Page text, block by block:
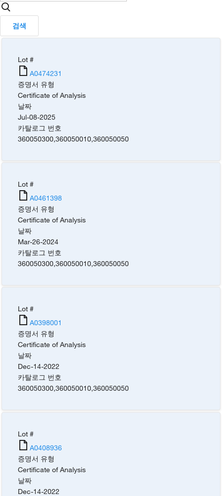
검색
Lot #
A0474231
증명서 유형
Certificate of Analysis
날짜
Jul-08-2025
카탈로그 번호
360050300,360050010,360050050
Lot #
A0461398
증명서 유형
Certificate of Analysis
날짜
Mar-26-2024
카탈로그 번호
360050300,360050010,360050050
Lot #
A0398001
증명서 유형
Certificate of Analysis
날짜
Dec-14-2022
카탈로그 번호
360050300,360050010,360050050
Lot #
A0408936
증명서 유형
Certificate of Analysis
날짜
Dec-14-2022